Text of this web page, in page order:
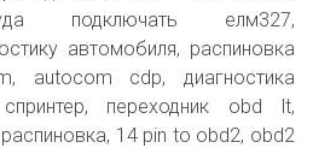
подключать елм327,
автомобиля, распиновка
autocom cdp, диагностика
переходник obd lt,
14 pin to obd2, obd2